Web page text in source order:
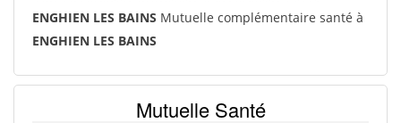
ENGHIEN LES BAINS Mutuelle complémentaire santé à
ENGHIEN LES BAINS